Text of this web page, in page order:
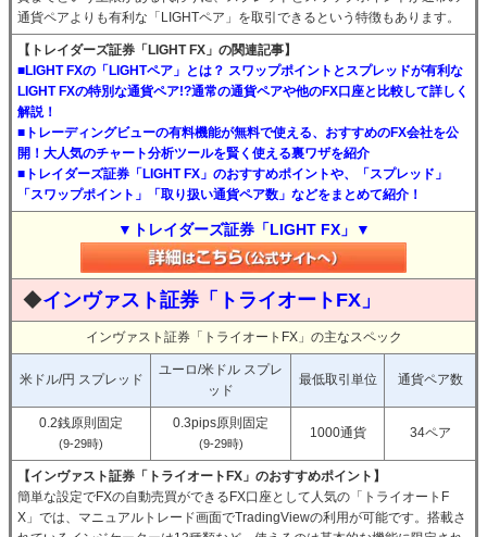
通貨ペアよりも有利な「LIGHTペア」を取引できるという特徴もあります。
【トレイダーズ証券「LIGHT FX」の関連記事】
■LIGHT FXの「LIGHTペア」とは？ スワップポイントとスプレッドが有利な
LIGHT FXの特別な通貨ペア!?通常の通貨ペアや他のFX口座と比較して詳しく
解説！
■トレーディングビューの有料機能が無料で使える、おすすめのFX会社を公
開！大人気のチャート分析ツールを賢く使える裏ワザを紹介
■トレイダーズ証券「LIGHT FX」のおすすめポイントや、「スプレッド」
「スワップポイント」「取り扱い通貨ペア数」などをまとめて紹介！
▼トレイダーズ証券「LIGHT FX」▼
◆インヴァスト証券「トライオートFX」
インヴァスト証券「トライオートFX」の主なスペック
米ドル/円 スプレッド
ユーロ/米ドル スプレ
ッド
最低取引単位 通貨ペア数
0.2銭原則固定
(9-29時)
0.3pips原則固定
(9-29時)
1000通貨 34ペア
【インヴァスト証券「トライオートFX」のおすすめポイント】
簡単な設定でFXの自動売買ができるFX口座として人気の「トライオートF
X」では、マニュアルトレード画面でTradingViewの利用が可能です。搭載さ